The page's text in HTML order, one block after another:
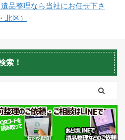
黒松内町不用品回収
品整理なら当社にお任せ下さ
区）
索！